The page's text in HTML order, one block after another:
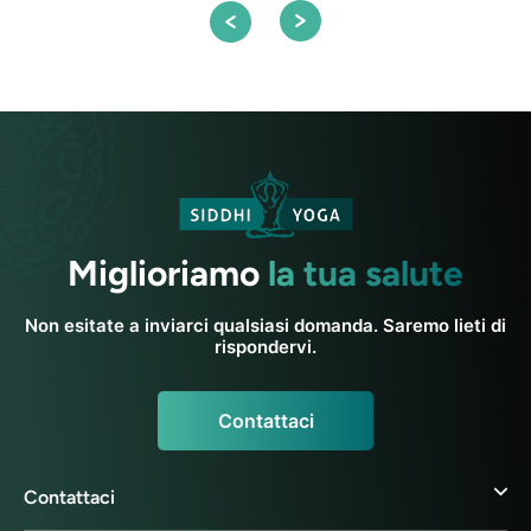
Miglioriamo la tua salute
Non esitate a inviarci qualsiasi domanda. Saremo lieti di
rispondervi.
Contattaci
Contattaci